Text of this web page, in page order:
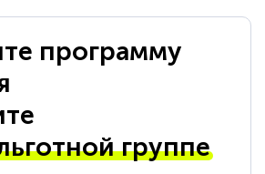
программу
группе